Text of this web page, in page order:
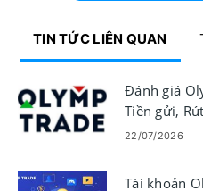
TIN TỨC LIÊN QUAN
Đánh giá
Tiền gửi,
22/07/2026
Tài khoản